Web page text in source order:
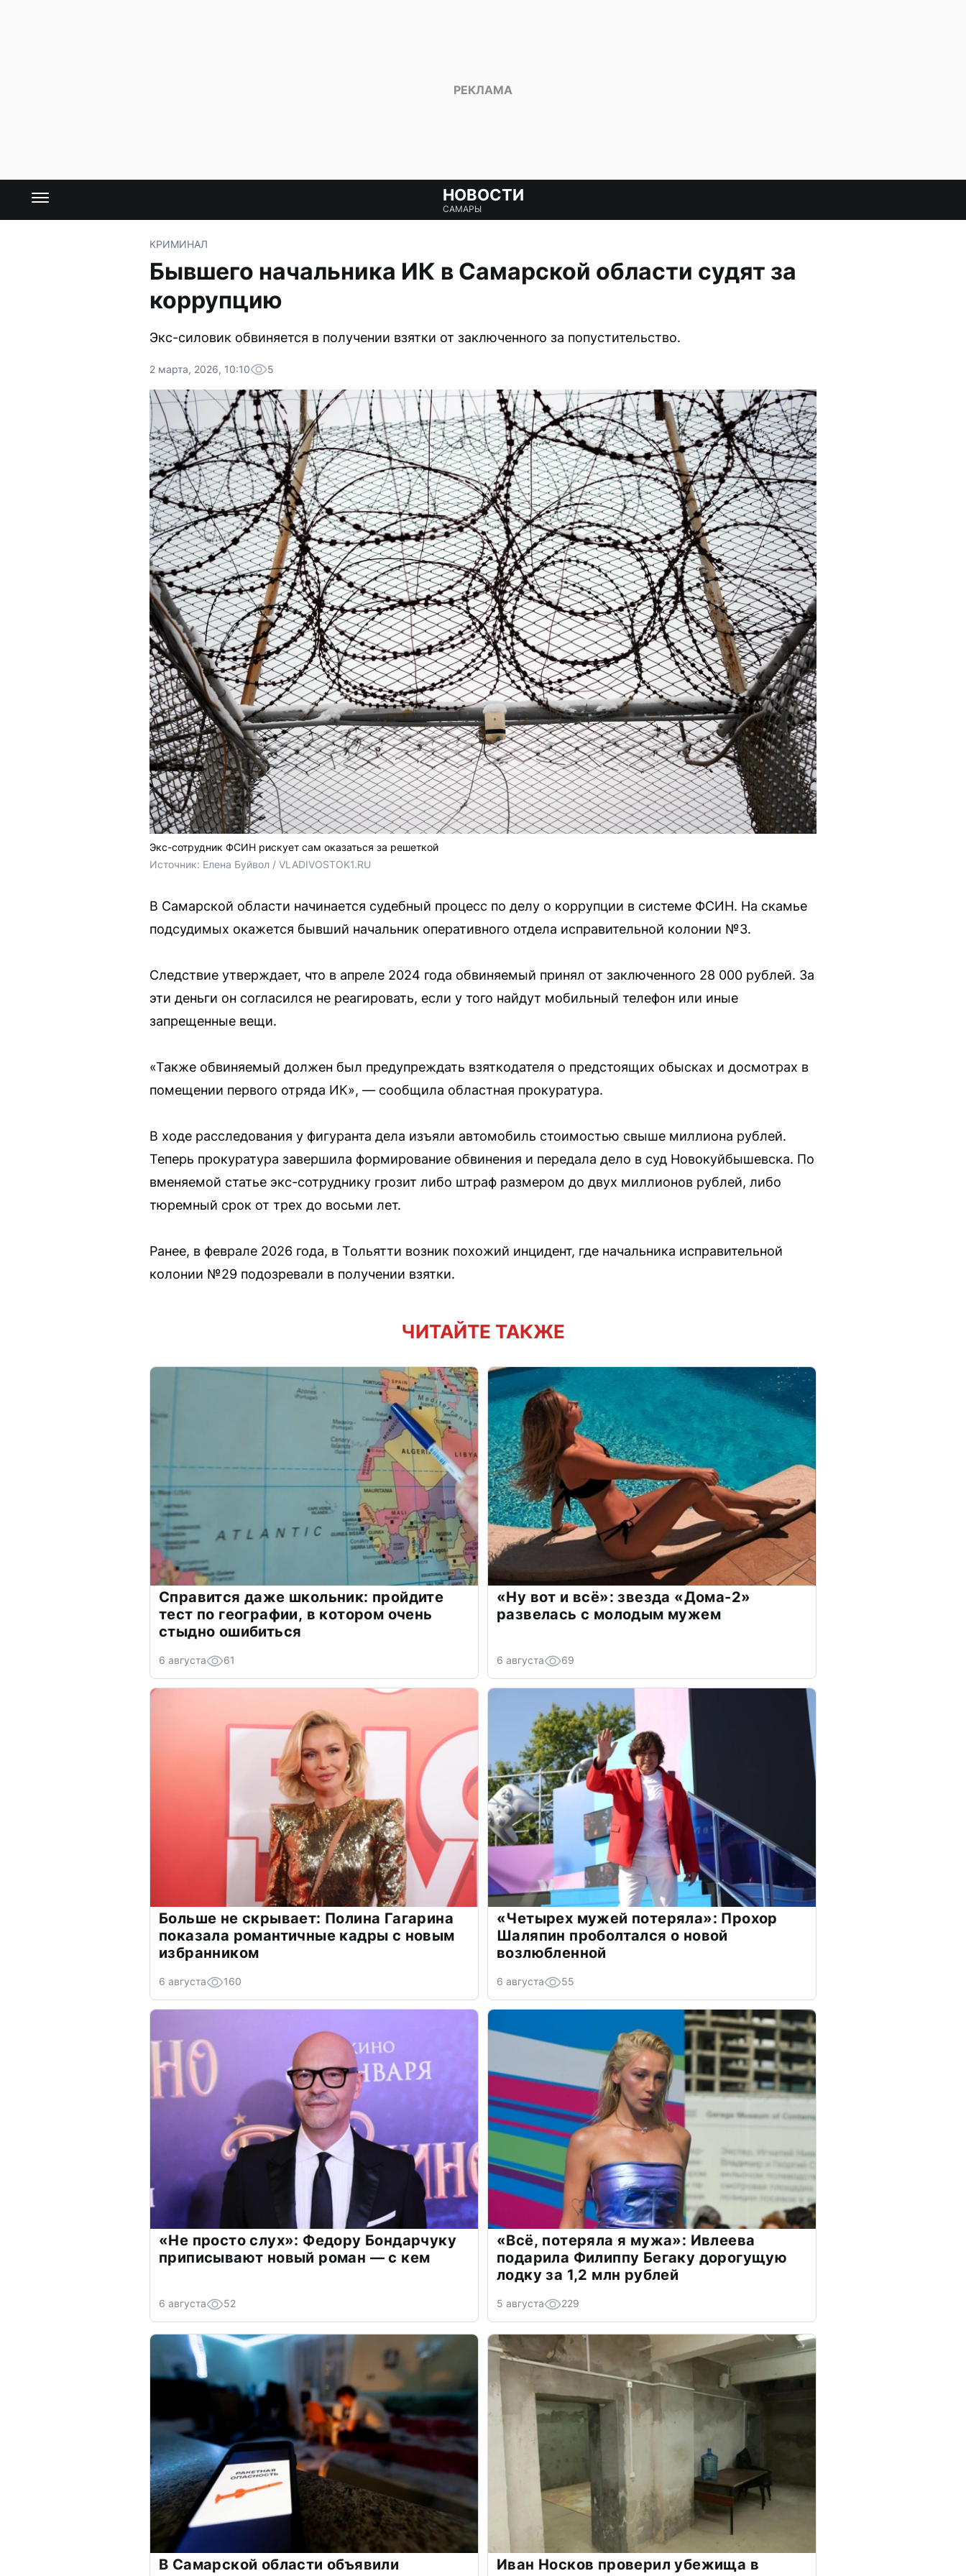
НОВОСТИ
САМАРЫ
КРИМИНАЛ
Бывшего начальника ИК в Самарской области судят за
коррупцию
Экс-силовик обвиняется в получении взятки от заключенного за попустительство.
2 марта, 2026, 10:10 5
Экс-сотрудник ФСИН рискует сам оказаться за решеткой
Источник: Елена Буйвол / VLADIVOSTOK1.RU
В Самарской области начинается судебный процесс по делу о коррупции в системе ФСИН. На скамье
подсудимых окажется бывший начальник оперативного отдела исправительной колонии №3.
Следствие утверждает, что в апреле 2024 года обвиняемый принял от заключенного 28 000 рублей. За
эти деньги он согласился не реагировать, если у того найдут мобильный телефон или иные
запрещенные вещи.
«Также обвиняемый должен был предупреждать взяткодателя о предстоящих обысках и досмотрах в
помещении первого отряда ИК», — сообщила областная прокуратура.
В ходе расследования у фигуранта дела изъяли автомобиль стоимостью свыше миллиона рублей.
Теперь прокуратура завершила формирование обвинения и передала дело в суд Новокуйбышевска. По
вменяемой статье экс-сотруднику грозит либо штраф размером до двух миллионов рублей, либо
тюремный срок от трех до восьми лет.
Ранее, в феврале 2026 года, в Тольятти возник похожий инцидент, где начальника исправительной
колонии №29 подозревали в получении взятки.
ЧИТАЙТЕ ТАКЖЕ
Справится даже школьник: пройдите
тест по географии, в котором очень
стыдно ошибиться
6 августа 61
«Ну вот и всё»: звезда «Дома-2»
развелась с молодым мужем
6 августа 69
Больше не скрывает: Полина Гагарина
показала романтичные кадры с новым
избранником
6 августа 160
«Четырех мужей потеряла»: Прохор
Шаляпин проболтался о новой
возлюбленной
6 августа 55
«Не просто слух»: Федору Бондарчуку
приписывают новый роман — с кем
6 августа 52
«Всё, потеряла я мужа»: Ивлеева
подарила Филиппу Бегаку дорогущую
лодку за 1,2 млн рублей
5 августа 229
В Самарской области объявили
Иван Носков проверил убежища в